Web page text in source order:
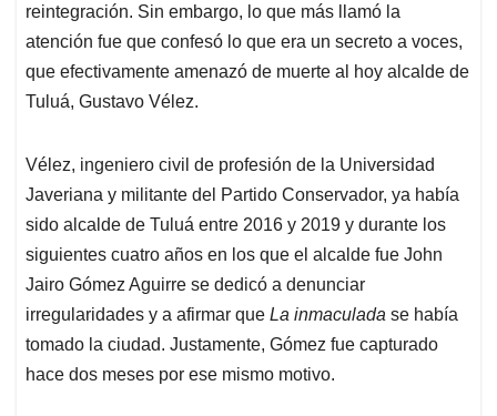
reintegración. Sin embargo, lo que más llamó la
atención fue que confesó lo que era un secreto a voces,
que efectivamente amenazó de muerte al hoy alcalde de
Tuluá, Gustavo Vélez.
Vélez, ingeniero civil de profesión de la Universidad
Javeriana y militante del Partido Conservador, ya había
sido alcalde de Tuluá entre 2016 y 2019 y durante los
siguientes cuatro años en los que el alcalde fue John
Jairo Gómez Aguirre se dedicó a denunciar
irregularidades y a afirmar que La inmaculada se había
tomado la ciudad. Justamente, Gómez fue capturado
hace dos meses por ese mismo motivo.